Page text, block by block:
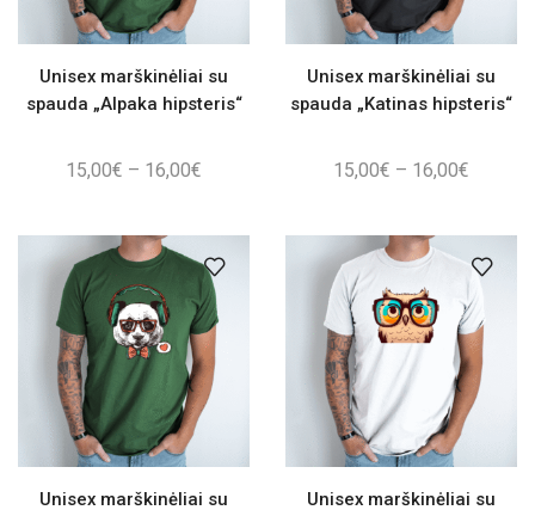
Unisex marškinėliai su
spauda „Alpaka hipsteris“
15,00€ – 16,00€
through
16,00€
Unisex marškinėliai su
spauda „Katinas hipsteris“
15,00€ – 16,00€
through
16,00€
Unisex marškinėliai su
Unisex marškinėliai su